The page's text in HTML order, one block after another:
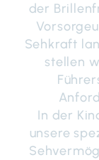
der
Sehkraft
stellen
In der
unsere